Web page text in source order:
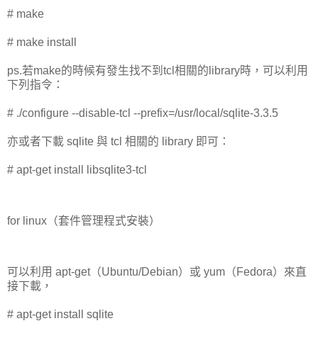
# make
# make install
ps.若make的時候有發生找不到tcl相關的library時，可以利用
下列指令：
# ./configure --disable-tcl --prefix=/usr/local/sqlite-3.3.5
亦或者下載 sqlite 與 tcl 相關的 library 即可：
# apt-get install libsqlite3-tcl
for linux（套件管理程式安裝）
可以利用 apt-get（Ubuntu/Debian）或 yum（Fedora）來直
接下載，
# apt-get install sqlite